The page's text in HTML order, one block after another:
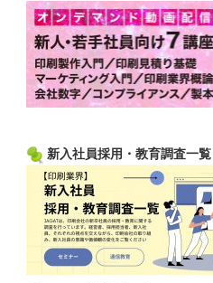
新入社員採用・教育調査一覧